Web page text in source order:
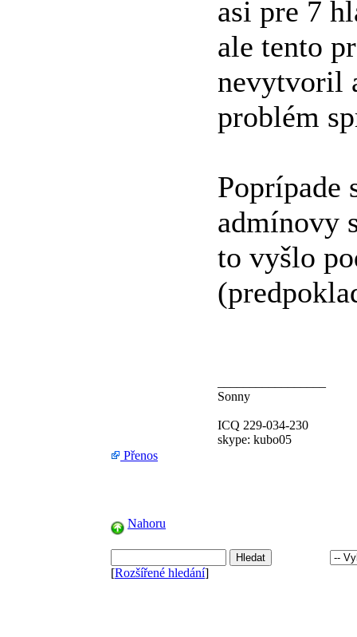
asi pre 7
ale tento
nevytvoril
problém
Poprípade
admínovy
to vyšlo
Sonny
ICQ 229-034-230
skype: kubo05
Přenos
Nahoru
[Rozšířené hledání]